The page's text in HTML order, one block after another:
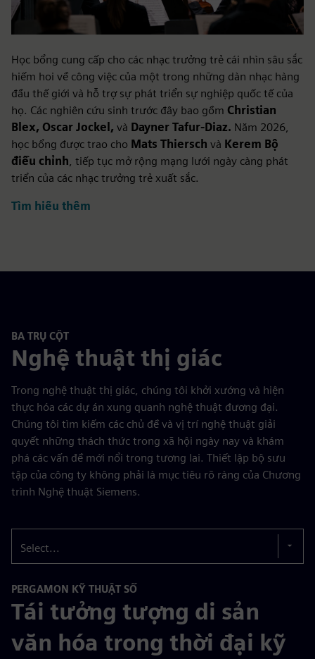
Học bổng cung cấp cho các nhạc trưởng trẻ cái nhìn sâu sắc
hiếm hoi về công việc của một trong những dàn nhạc hàng
đầu thế giới và hỗ trợ sự phát triển sự nghiệp quốc tế của
họ. Các nghiên cứu sinh trước đây bao gồm Christian
Blex, Oscar Jockel, và Dayner Tafur-Diaz. Năm 2026,
học bổng được trao cho Mats Thiersch và Kerem Bộ
điều chỉnh, tiếp tục mở rộng mạng lưới ngày càng phát
triển của các nhạc trưởng trẻ xuất sắc.
Tìm hiểu thêm
BA TRỤ CỘT
Nghệ thuật thị giác
Trong nghệ thuật thị giác, chúng tôi khởi xướng và hiện
thực hóa các dự án xung quanh nghệ thuật đương đại.
Chúng tôi tìm kiếm các chủ đề và vị trí nghệ thuật giải
quyết những thách thức trong xã hội ngày nay và khám
phá các vấn đề mới nổi trong tương lai. Thiết lập bộ sưu
tập của công ty không phải là mục tiêu rõ ràng của Chương
trình Nghệ thuật Siemens.
Select...
PERGAMON KỸ THUẬT SỐ
Tái tưởng tượng di sản
văn hóa trong thời đại kỹ